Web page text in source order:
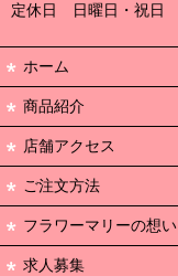
定休日 日曜日・祝日
ホーム
商品紹介
店舗アクセス
ご注文方法
フラワーマリーの想い
求人募集